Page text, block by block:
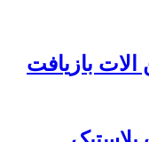
بازیافت